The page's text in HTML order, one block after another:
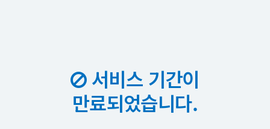
서비스 기간이
만료되었습니다.